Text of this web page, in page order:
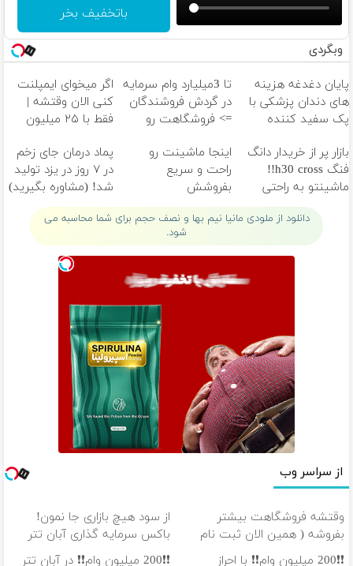
باتخفیف بخر
وبگردی
پایان دغدغه هزینه
های دندان پزشکی با
پک سفید کننده
تا 3میلیارد وام سرمایه
در گردش فروشندگان
=> فروشگاهت رو
اگر میخوای ایمپلنت
کنی الان وقتشه |
فقط با ۲۵ میلیون
بازار پر از خریدار دانگ
فنگ h30 cross!!
ماشینتو به راحتی
اینجا ماشینت رو
راحت و سریع
بفروشش
پماد درمان جای زخم
در ۷ روز در یزد تولید
شد! (مشاوره بگیرید)
دانلود از ملودی مانیا نیم بها و نصف حجم برای شما محاسبه می
شود.
از سراسر وب
وقتشه فروشگاهت بیشتر
بفروشه ( همین الان ثبت نام
کن )
از سود هیچ بازاری جا نمون!
باکس سرمایه گذاری آبان تتر
❗❗200 میلیون وام❗❗ با احراز
❗❗200 میلیون وام❗❗ در آبان تتر